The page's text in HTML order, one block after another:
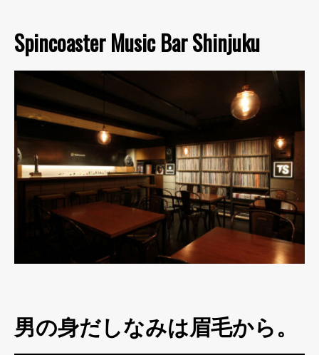
Spincoaster Music Bar Shinjuku
男の身だしなみは眉毛から。